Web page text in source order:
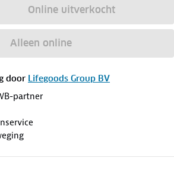
Online uitverkocht
Alleen online
door Lifegoods Group BV
partner